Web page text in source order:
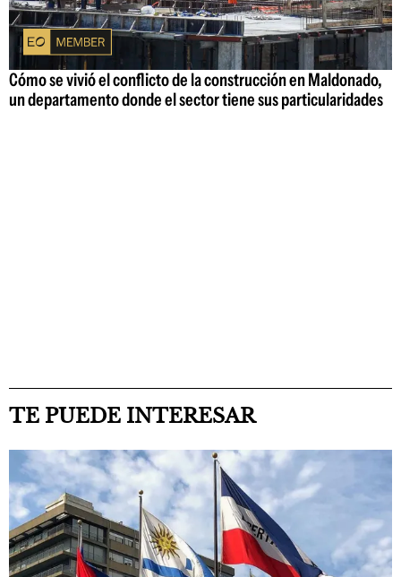
Cómo se vivió el conflicto de la construcción en Maldonado,
un departamento donde el sector tiene sus particularidades
TE PUEDE INTERESAR